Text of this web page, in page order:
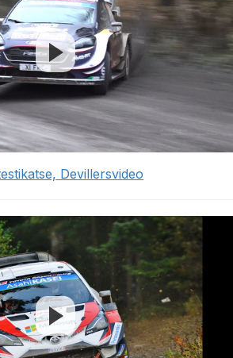
Devillersvideo